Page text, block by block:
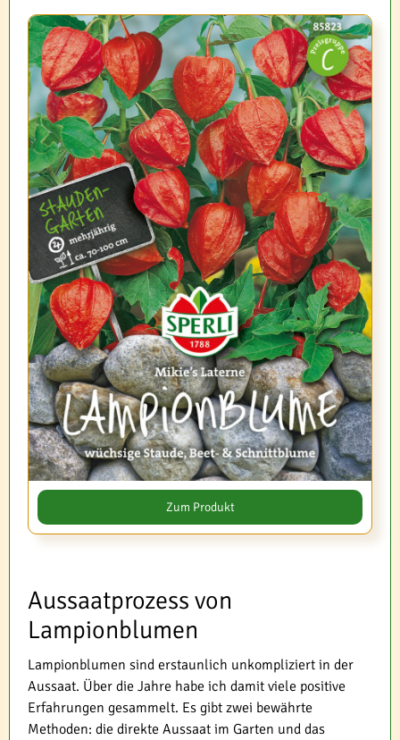
Zum Produkt
Aussaatprozess von
Lampionblumen
Lampionblumen sind erstaunlich unkompliziert in der
Aussaat. Über die Jahre habe ich damit viele positive
Erfahrungen gesammelt. Es gibt zwei bewährte
Methoden: die direkte Aussaat im Garten und das